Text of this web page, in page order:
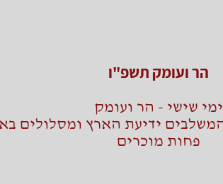
הר ועומק תשפ"ו
ימי שישי - הר ועומק
ידיעת הארץ ומסלולים
פחות מוכרים